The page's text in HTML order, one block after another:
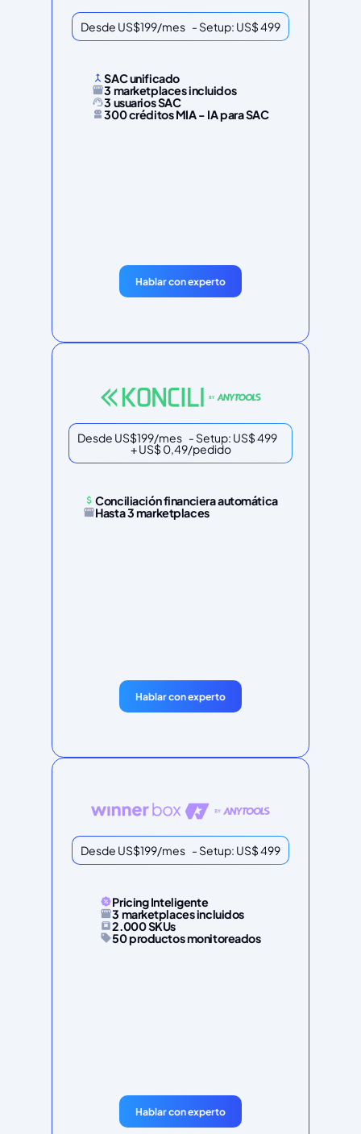
Desde US$199/mes - Setup: US$ 499
SAC unificado
3 marketplaces incluidos
3 usuarios SAC
300 créditos MIA - IA para SAC
Hablar con experto
Desde US$199/mes - Setup: US$ 499
+ US$ 0,49/pedido
Conciliación financiera automática
Hasta 3 marketplaces
Hablar con experto
Desde US$199/mes - Setup: US$ 499
Pricing Inteligente
3 marketplaces incluidos
2.000 SKUs
50 productos monitoreados
Hablar con experto